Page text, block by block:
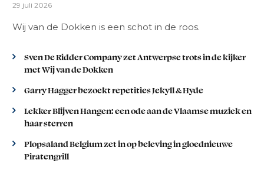
29 juli 2026
Wij van de Dokken is een schot in de roos.
Sven De Ridder Company zet Antwerpse trots in de kijker
met Wij van de Dokken
Garry Hagger bezoekt repetities Jekyll & Hyde
Lekker Blijven Hangen: een ode aan de Vlaamse muziek en
haar sterren
Plopsaland Belgium zet in op beleving in gloednieuwe
Piratengrill